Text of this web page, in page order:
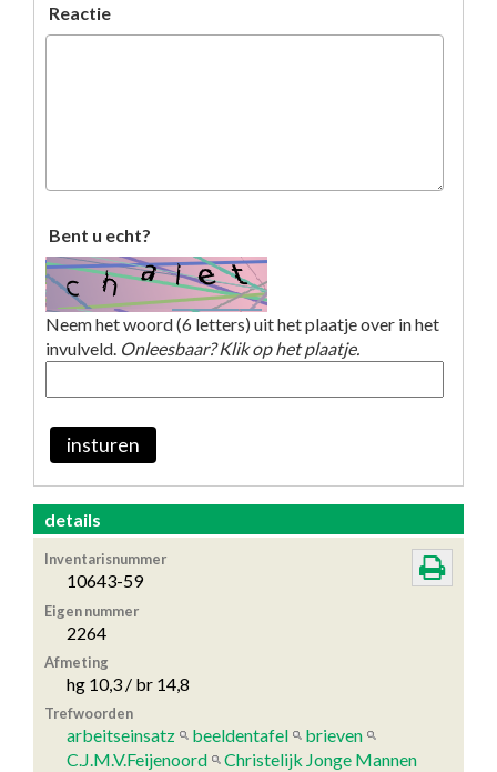
Reactie
Bent u echt?
Neem het woord (6 letters) uit het plaatje over in het
invulveld. Onleesbaar? Klik op het plaatje.
insturen
details
Inventarisnummer
10643-59
Eigen nummer
2264
Afmeting
hg 10,3 / br 14,8
Trefwoorden
arbeitseinsatz beeldentafel
brieven
C.J.M.V.Feijenoord
Christelijk Jonge Mannen